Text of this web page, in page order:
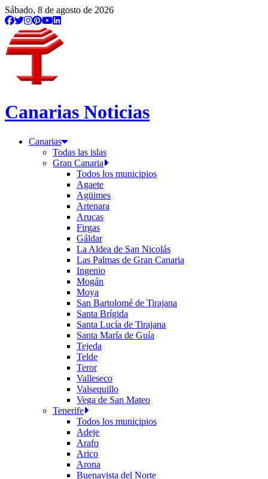
Sábado, 8 de agosto de 2026
Canarias Noticias
Canarias
Todas las islas
Gran Canaria
Todos los municipios
Agaete
Agüimes
Artenara
Arucas
Firgas
Gáldar
La Aldea de San Nicolás
Las Palmas de Gran Canaria
Ingenio
Mogán
Moya
San Bartolomé de Tirajana
Santa Brígida
Santa Lucía de Tirajana
Santa María de Guía
Tejeda
Telde
Teror
Valleseco
Valsequillo
Vega de San Mateo
Tenerife
Todos los municipios
Adeje
Arafo
Arico
Arona
Buenavista del Norte